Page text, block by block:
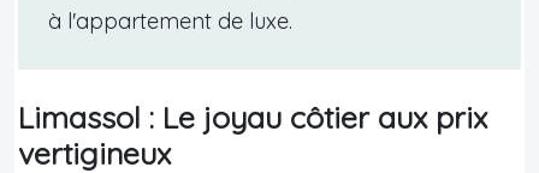
à l'appartement de luxe.
Limassol : Le joyau côtier aux prix
vertigineux